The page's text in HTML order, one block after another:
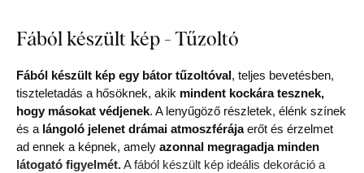
Fából készült kép - Tűzoltó
Fából készült kép egy bátor tűzoltóval, teljes bevetésben,
tiszteletadás a hősöknek, akik mindent kockára tesznek,
hogy másokat védjenek. A lenyűgöző részletek, élénk színek
és a lángoló jelenet drámai atmoszférájaerőt és érzelmet
ad ennek a képnek, amely azonnal megragadja minden
látogató figyelmét.A fából készült kép ideális dekoráció a